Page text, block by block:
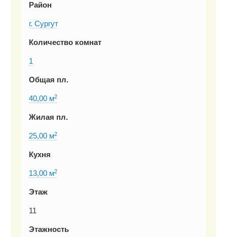
Район
г. Сургут
Количество комнат
1
Общая пл.
40,00 м2
Жилая пл.
25,00 м2
Кухня
13,00 м2
Этаж
11
Этажность